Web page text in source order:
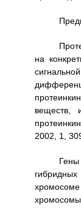
на
веществ,
2002, 1,